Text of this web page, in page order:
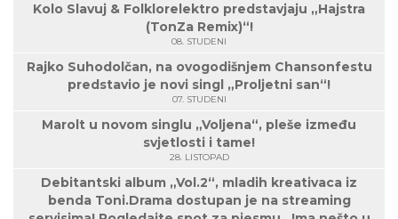
Kolo Slavuj & Folklorelektro predstavjaju „Hajstra
(TonZa Remix)“!
08. STUDENI
Rajko Suhodolčan, na ovogodišnjem Chansonfestu
predstavio je novi singl „Proljetni san“!
07. STUDENI
Marolt u novom singlu „Voljena“, pleše između
svjetlosti i tame!
28. LISTOPAD
Debitantski album „Vol.2“, mladih kreativaca iz
benda Toni.Drama dostupan je na streaming